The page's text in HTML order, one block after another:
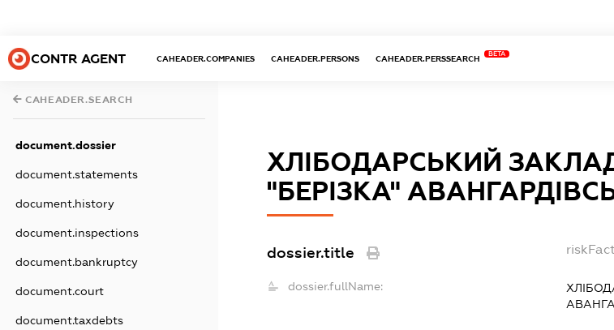
CONTR AGENT CAHEADER.COMPANIES CAHEADER.PERSONS CAHEADER.PERSSEARCH
BETA
CAHEADER.SEARCH
document.dossier
document.statements
document.history
document.inspections
document.bankruptcy
document.court
document.taxdebts
ХЛІБОДАРСЬКИЙ
"БЕРІЗКА"
dossier.title
dossier.fullName: